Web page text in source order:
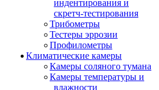
индентирования и
скретч-тестирования
Трибометры
Тестеры эррозии
Профилометры
Климатические камеры
Камеры соляного тумана
Камеры температуры и
влажности